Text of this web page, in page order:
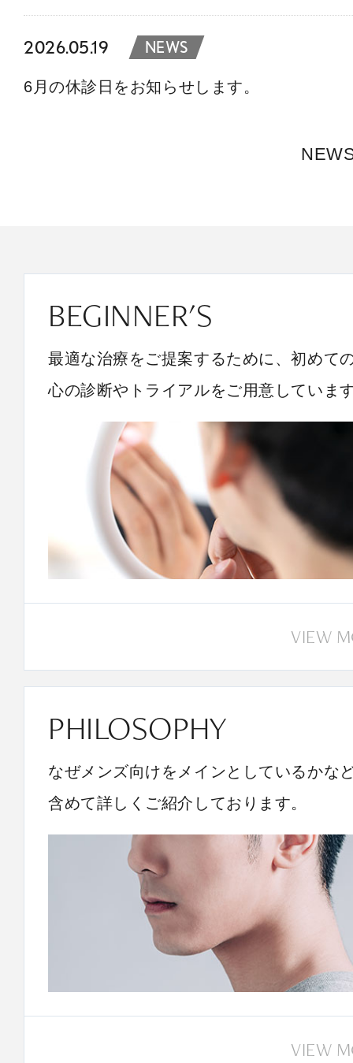
2026.05.19 NEWS
6月の休診日をお知らせします。
BEGINNER'S
最適な治療をご提案するために、初めて
心の診断やトライアルをご用意していま
VIEW
PHILOSOPHY
なぜメンズ向けをメインとしているかな
含めて詳しくご紹介しております。
VIEW